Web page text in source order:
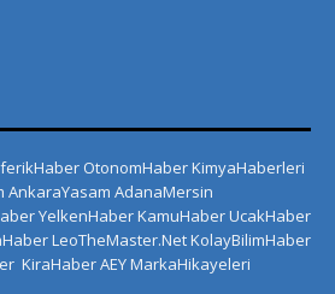
OtonomHaberKimyaHaberleri
AnkaraYasam AdanaMersin
YelkenHaberKamuHaberUcakHaber
LeoTheMaster.NetKolayBilimHaber
KiraHaberAEYMarkaHikayeleri